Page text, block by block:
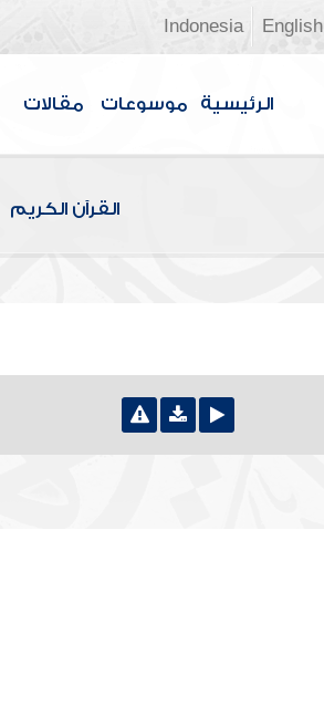
English
Indonesia
الرئيسية موسوعات مقالات
القرآن الكريم